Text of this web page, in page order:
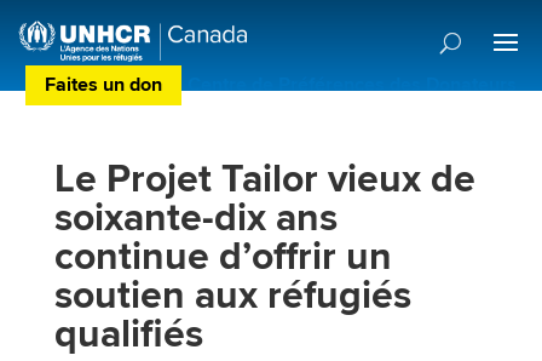
Faites un don Centre de Préférences des Donateurs
Le Projet Tailor vieux de
soixante-dix ans
continue d’offrir un
soutien aux réfugiés
qualifiés